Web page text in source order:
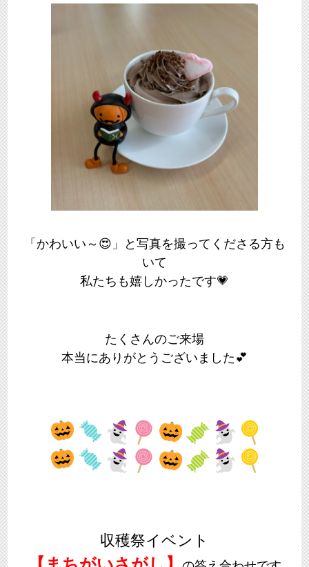
「かわいい～😍」と写真を撮ってくださる方も
いて
私たちも嬉しかったです💗
たくさんのご来場
本当にありがとうございました💕
収穫祭イベント